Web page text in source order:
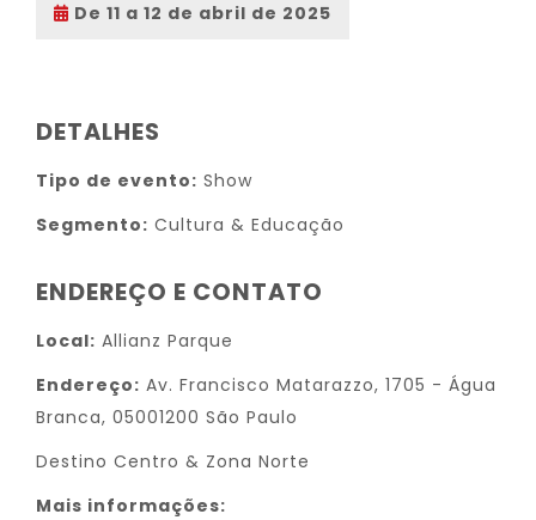
De 11 a 12 de abril de 2025
DETALHES
Tipo de evento: Show
Segmento: Cultura & Educação
ENDEREÇO E CONTATO
Local: Allianz Parque
Endereço: Av. Francisco Matarazzo, 1705 - Água
Branca, 05001200 São Paulo
Destino Centro & Zona Norte
Mais informações: